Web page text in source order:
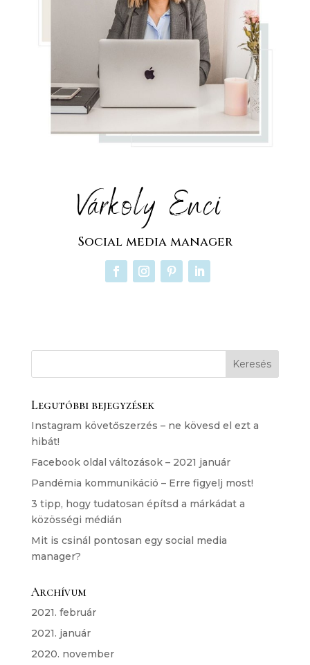
Várkoly Enci
Social media manager
Legutóbbi bejegyzések
Instagram követőszerzés – ne kövesd el ezt a
hibát!
Facebook oldal változások – 2021 január
Pandémia kommunikáció – Erre figyelj most!
3 tipp, hogy tudatosan építsd a márkádat a
közösségi médián
Mit is csinál pontosan egy social media
manager?
Archívum
2021. február
2021. január
2020. november